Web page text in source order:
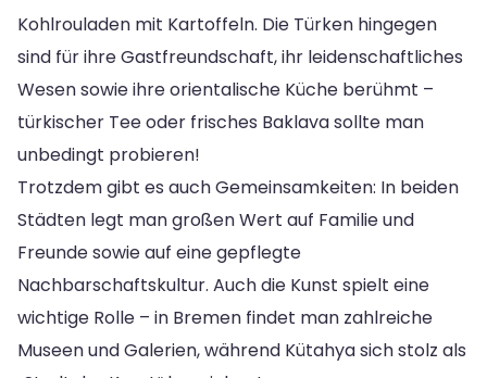
Kohlrouladen mit Kartoffeln. Die Türken hingegen
sind für ihre Gastfreundschaft, ihr leidenschaftliches
Wesen sowie ihre orientalische Küche berühmt –
türkischer Tee oder frisches Baklava sollte man
unbedingt probieren!
Trotzdem gibt es auch Gemeinsamkeiten: In beiden
Städten legt man großen Wert auf Familie und
Freunde sowie auf eine gepflegte
Nachbarschaftskultur. Auch die Kunst spielt eine
wichtige Rolle – in Bremen findet man zahlreiche
Museen und Galerien, während Kütahya sich stolz als